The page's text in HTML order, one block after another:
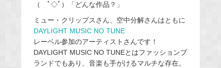
（ ﾟ◇ﾟ）「どんな作品？」
ミュー・クリップスさん、空中分解さんはともに
DAYLIGHT MUSIC NO TUNE
レーベル参加のアーティストさんです！
DAYLIGHT MUSIC NO TUNEとはファッションブ
ランドでもあり、音楽も手がけるマルチな存在。